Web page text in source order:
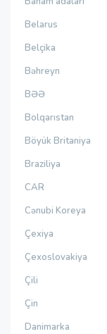
Belarus
Belçika
Bəhreyn
BƏƏ
Bolqarıstan
Böyük Britaniya
Braziliya
CAR
Cənubi Koreya
Çexiya
Çexoslovakiya
Çili
Çin
Danimarka